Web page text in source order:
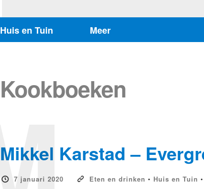
Huis en Tuin
Meer
Kookboeken
Mikkel Karstad –
7 januari 2020 Eten en drinken • Huis en Tuin •